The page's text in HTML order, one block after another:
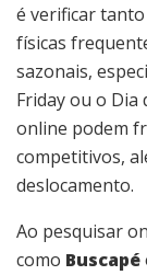
é verificar
físicas
sazonais,
Friday ou o
online podem
competitivos,
deslocamento.
Ao pesquisar
como Buscapé